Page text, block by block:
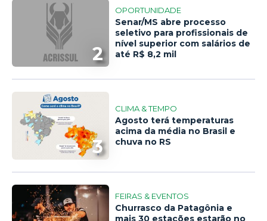
2
OPORTUNIDADE
Senar/MS abre processo
seletivo para profissionais de
nível superior com salários de
até R$ 8,2 mil
3
CLIMA & TEMPO
Agosto terá temperaturas
acima da média no Brasil e
chuva no RS
FEIRAS & EVENTOS
Churrasco da Patagônia e
mais 30 estações estarão no